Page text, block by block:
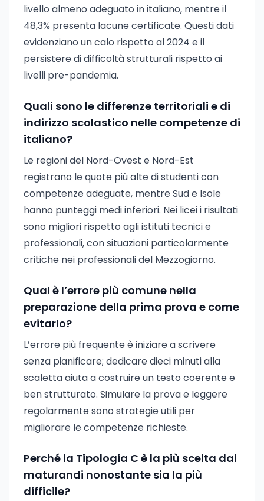
livello almeno adeguato in italiano, mentre il
48,3% presenta lacune certificate. Questi dati
evidenziano un calo rispetto al 2024 e il
persistere di difficoltà strutturali rispetto ai
livelli pre-pandemia.
Quali sono le differenze territoriali e di
indirizzo scolastico nelle competenze di
italiano?
Le regioni del Nord-Ovest e Nord-Est
registrano le quote più alte di studenti con
competenze adeguate, mentre Sud e Isole
hanno punteggi medi inferiori. Nei licei i risultati
sono migliori rispetto agli istituti tecnici e
professionali, con situazioni particolarmente
critiche nei professionali del Mezzogiorno.
Qual è l’errore più comune nella
preparazione della prima prova e come
evitarlo?
L’errore più frequente è iniziare a scrivere
senza pianificare; dedicare dieci minuti alla
scaletta aiuta a costruire un testo coerente e
ben strutturato. Simulare la prova e leggere
regolarmente sono strategie utili per
migliorare le competenze richieste.
Perché la Tipologia C è la più scelta dai
maturandi nonostante sia la più
difficile?